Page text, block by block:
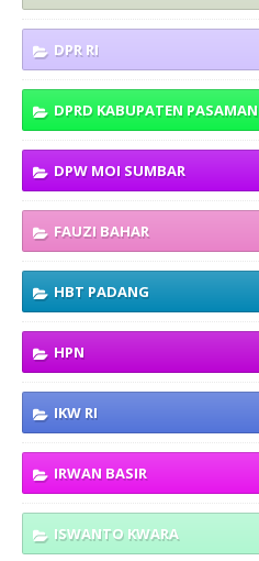
DPR RI
DPRD KABUPATEN PASAMAN
DPW MOI SUMBAR
FAUZI BAHAR
HBT PADANG
HPN
IKW RI
IRWAN BASIR
ISWANTO KWARA